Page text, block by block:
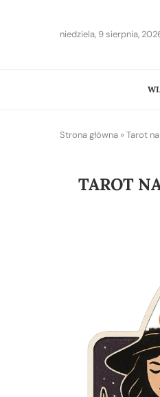
niedziela, 9 sierpnia,
Strona główna » Tarot
TAROT